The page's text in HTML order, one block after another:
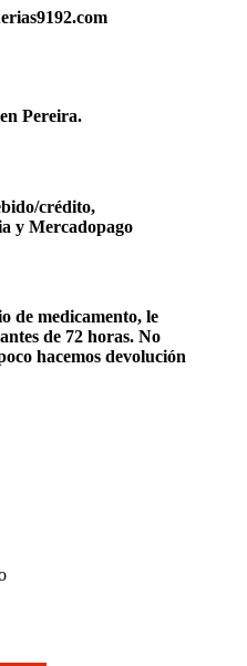
Pereira.
crédito,
y Mercadopago
de medicamento, le
de 72 horas. No
hacemos devolución